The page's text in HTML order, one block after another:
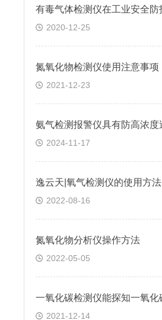
2020-12-25
氮氧化物检测仪使用注意事项
2021-12-23
2024-11-17
逸云天|氧气检测仪的使用方法
2022-08-16
氮氧化物分析仪操作方法
2022-05-05
2021-12-14